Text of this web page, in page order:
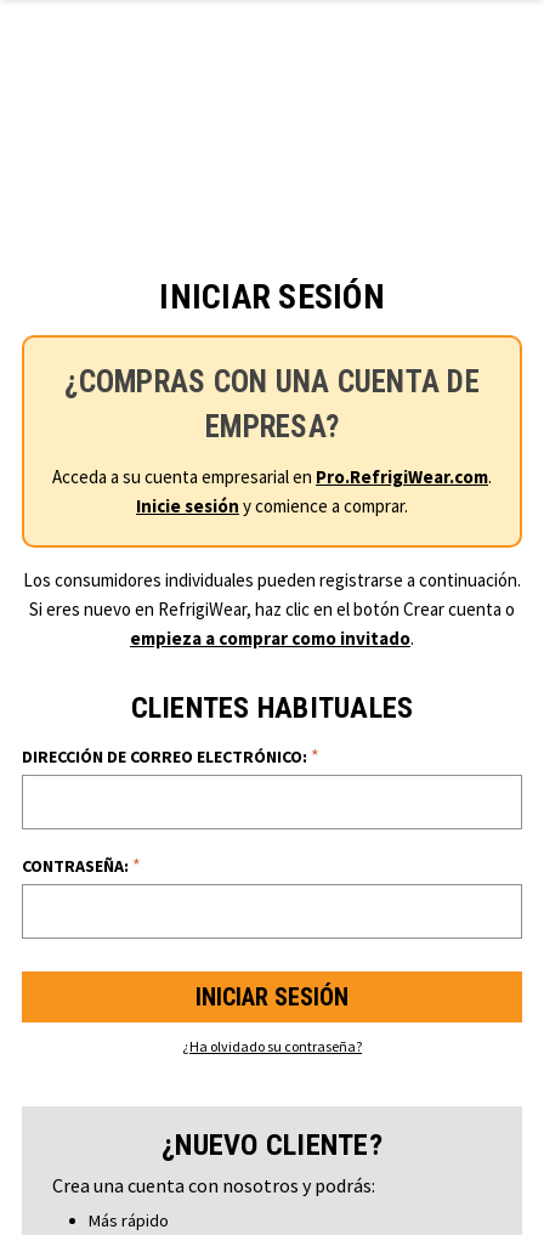
INICIAR SESIÓN
¿COMPRAS CON UNA CUENTA DE
EMPRESA?
Acceda a su cuenta empresarial en Pro.RefrigiWear.com.
Inicie sesión y comience a comprar.
Los consumidores individuales pueden registrarse a continuación.
Si eres nuevo en RefrigiWear, haz clic en el botón Crear cuenta o
empieza a comprar como invitado.
CLIENTES HABITUALES
DIRECCIÓN DE CORREO ELECTRÓNICO: *
CONTRASEÑA: *
¿Ha olvidado su contraseña?
¿NUEVO CLIENTE?
Crea una cuenta con nosotros y podrás:
Más rápido